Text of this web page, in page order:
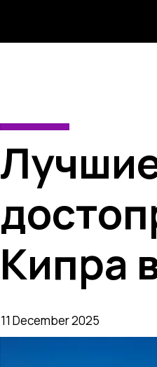
11 December 2025
Кипра